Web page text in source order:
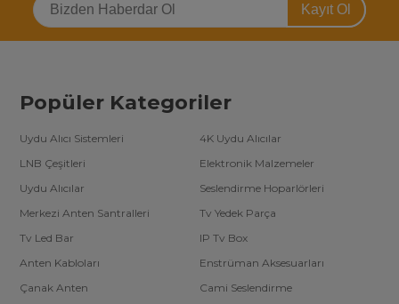
Kayıt Ol
Popüler Kategoriler
Uydu Alıcı Sistemleri
4K Uydu Alıcılar
LNB Çeşitleri
Elektronik Malzemeler
Uydu Alıcılar
Seslendirme Hoparlörleri
Merkezi Anten Santralleri
Tv Yedek Parça
Tv Led Bar
IP Tv Box
Anten Kabloları
Enstrüman Aksesuarları
Çanak Anten
Cami Seslendirme